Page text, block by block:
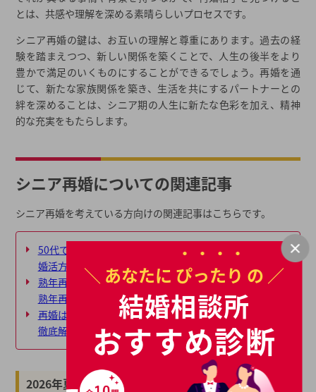
とは、共感や理解を深める素晴らしいプロセスです。
シニア再婚の鍵は、お互いの理解と尊重にあります。過去の経
験を踏まえつつ、新しい関係を築くことで、人生の後半をより
豊かで満足のいくものにすることができるでしょう。再婚を通
じて、新たな家族関係を築き、生活を共にするパートナーとの
絆を深めることは、シニア期の人生に新たな色彩を加え、精神
的な充実をもたらします。
シニア再婚についての関連記事
シニア再婚を考えている方向けの関連記事はこちらです。
50代での再婚を成功させるには？メリットやおすすめの
婚活方法も紹介
熟年再婚のメリットやありがちなトラブルを徹底調査！
熟年再婚を成功させるには？
再婚はいつがベスト？年齢別ガイドや再婚の平均年齢も
徹底解説
2026年夏の最新キャンペーン
＼ あなたに ぴったり の ／
結婚相談所
おすすめ診断